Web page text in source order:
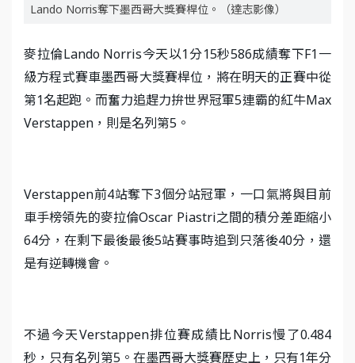
Lando Norris奪下墨西哥大獎賽桿位。（達志影像）
麥拉倫Lando Norris今天以1分15秒586成績奪下F1一
級方程式賽車墨西哥大獎賽桿位，將在明天的正賽中從
第1名起跑。而奮力追趕力拚世界冠軍5連霸的紅牛Max
Verstappen，則是名列第5。
Verstappen前4站奪下3個分站冠軍，一口氣將與目前
車手榜領先的麥拉倫Oscar Piastri之間的積分差距縮小
64分，在剩下最後最後5站賽事時追到只落後40分，還
是有逆轉機會。
不過今天Verstappen排位賽成績比Norris慢了0.484
秒，只有名列第5。在墨西哥大獎賽歷史上，只有1年分